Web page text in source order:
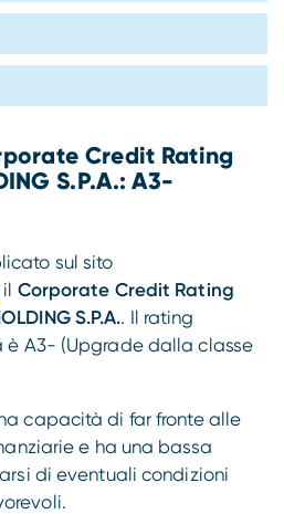
Credit Rating
S.P.A.: A3-
sul sito
il Corporate Credit Rating
S.P.A.. Il rating
A3- (Upgrade dalla classe
capacità di far fronte alle
e ha una bassa
di eventuali condizioni